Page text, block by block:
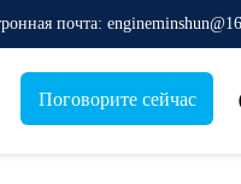
почта:
Поговорите сейчас